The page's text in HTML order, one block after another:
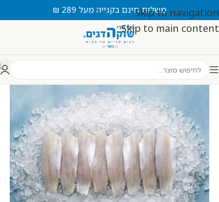
Skip to navigation
Skip to main content
משלוח חינם בקנייה מעל 289 ₪